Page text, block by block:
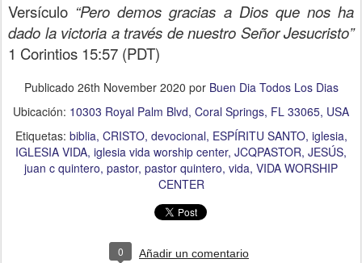
Versículo “Pero demos gracias a Dios que nos ha
dado la victoria a través de nuestro Señor Jesucristo”
1 Corintios 15:57 (PDT)
Publicado 26th November 2020 por Buen Dia Todos Los Dias
Ubicación: 10303 Royal Palm Blvd, Coral Springs, FL 33065, USA
Etiquetas: biblia CRISTO devocional ESPÍRITU SANTO iglesia
IGLESIA VIDA iglesia vida worship center JCQPASTOR JESÚS
juan c quintero pastor pastor quintero vida VIDA WORSHIP
CENTER
0 Añadir un comentario